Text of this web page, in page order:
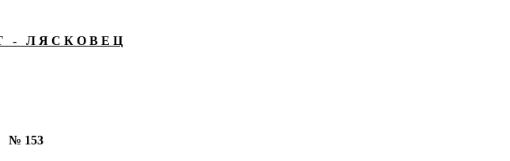
- Л Я С К О В Е Ц
№ 153